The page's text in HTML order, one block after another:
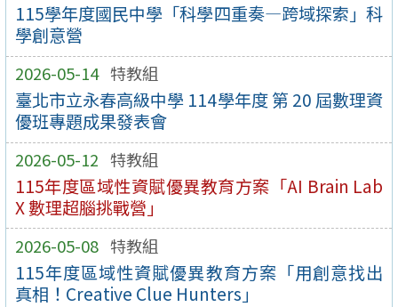
115學年度國民中學「科學四重奏—跨域探索」科
學創意營
2026-05-14 特教組
臺北市立永春高級中學 114學年度 第 20 屆數理資
優班專題成果發表會
2026-05-12 特教組
115年度區域性資賦優異教育方案「AI Brain Lab
X 數理超腦挑戰營」
2026-05-08 特教組
115年度區域性資賦優異教育方案「用創意找出
真相！Creative Clue Hunters」